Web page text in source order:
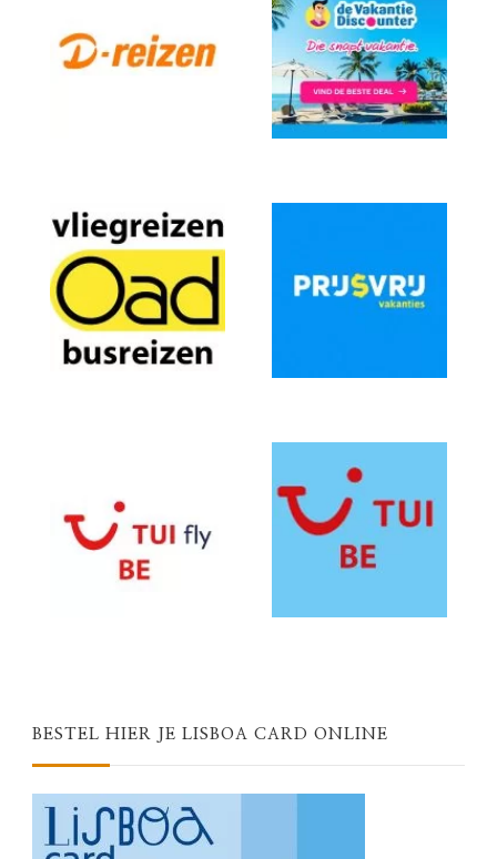
BESTEL HIER JE LISBOA CARD ONLINE